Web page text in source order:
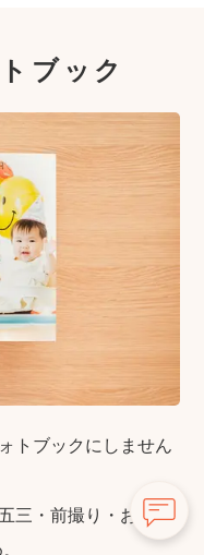
ブック
トブックにしません
三・前撮り・お宮参